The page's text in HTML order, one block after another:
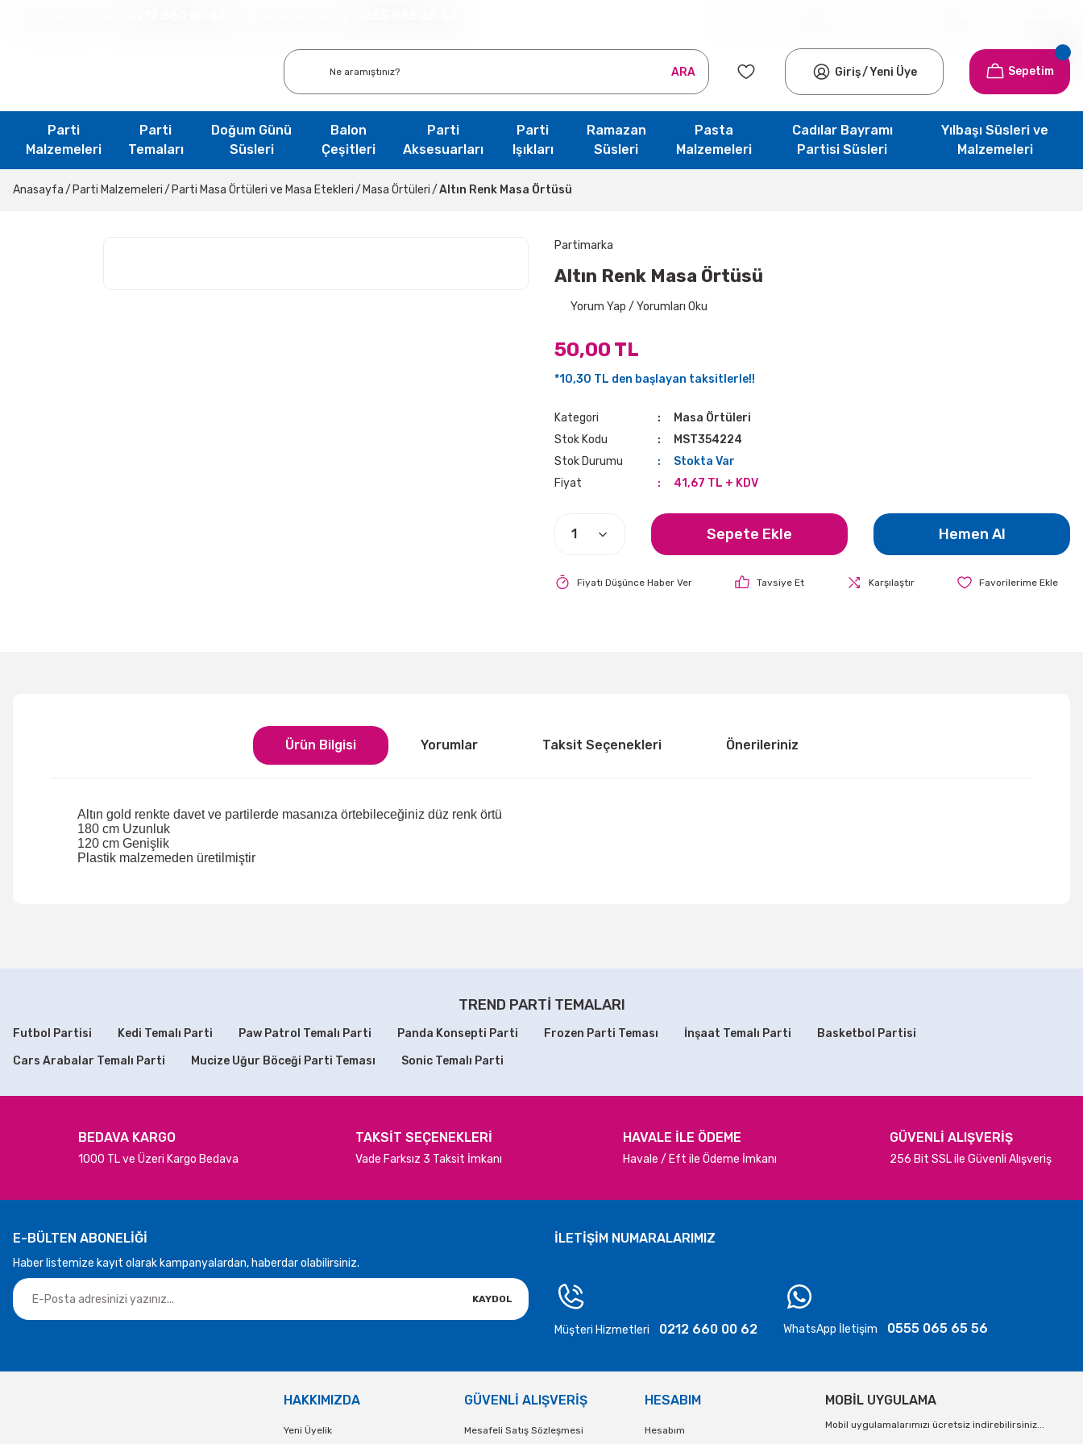
ARA Giriş/Yeni Üye Sepetim
Parti
Malzemeleri
Parti
Temaları
Doğum Günü
Süsleri
Balon
Çeşitleri
Parti
Aksesuarları
Parti
Işıkları
Ramazan
Süsleri
Pasta
Malzemeleri
Cadılar Bayramı
Partisi Süsleri
Yılbaşı Süsleri ve
Malzemeleri
Anasayfa Parti Malzemeleri Parti Masa Örtüleri ve Masa Etekleri Masa Örtüleri Altın Renk Masa Örtüsü
Partimarka
Altın Renk Masa Örtüsü
Yorum Yap / Yorumları Oku
50,00 TL
*10,30 TL den başlayan taksitlerle!!
Kategori
Masa Örtüleri
Stok Kodu
MST354224
Stok Durumu
Stokta Var
Fiyat
41,67 TL + KDV
Sepete Ekle Hemen Al
Fiyatı Düşünce Haber Ver Tavsiye Et Karşılaştır
Ürün Bilgisi Yorumlar Taksit Seçenekleri Önerileriniz
Altın gold renkte davet ve partilerde masanıza örtebileceğiniz düz renk örtü
180 cm Uzunluk
120 cm Genişlik
Plastik malzemeden üretilmiştir
Yorum Yaz
Bu ürüne benzer farklı alternatifler olmalı.
TREND PARTİ TEMALARI
Futbol Partisi Kedi Temalı Parti Paw Patrol Temalı Parti Panda Konsepti Parti Frozen Parti Teması İnşaat Temalı Parti
Basketbol Partisi
Cars Arabalar Temalı Parti
Mucize Uğur Böceği Parti Teması Sonic Temalı Parti
BEDAVA KARGO
1000 TL ve Üzeri Kargo Bedava
TAKSİT SEÇENEKLERİ
Vade Farksız 3 Taksit İmkanı
HAVALE İLE ÖDEME
Havale / Eft ile Ödeme İmkanı
GÜVENLİ ALIŞVERİŞ
256 Bit SSL ile Güvenli Alışveriş
E-BÜLTEN ABONELİĞİ
Haber listemize kayıt olarak kampanyalardan, haberdar olabilirsiniz.
KAYDOL
İLETİŞİM NUMARALARIMIZ
Müşteri Hizmetleri 0212 660 00 62 WhatsApp İletişim 0555 065 65 56
HAKKIMIZDA
Yeni Üyelik
GÜVENLİ ALIŞVERİŞ
Mesafeli Satış Sözleşmesi
HESABIM
Hesabım
MOBİL UYGULAMA
Mobil uygulamalarımızı ücretsiz indirebilirsiniz...